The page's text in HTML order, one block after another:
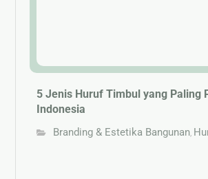
5 Jenis Huruf Timbul yang Paling
Indonesia
Branding & Estetika Bangunan